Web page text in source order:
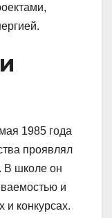
1985 года
проявлял
В школе он
и
и конкурсах.